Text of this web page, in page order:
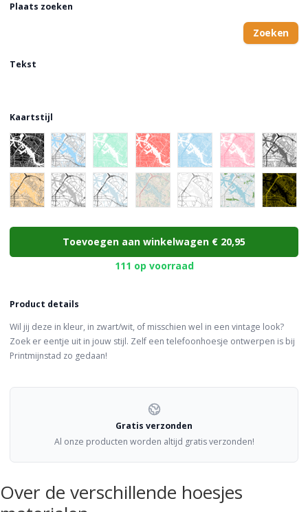
Plaats zoeken
Zoeken
Tekst
Kaartstijl
Choose a color
Toevoegen aan winkelwagen € 20,95
111 op voorraad
Product details
Wil jij deze in kleur, in zwart/wit, of misschien wel in een vintage look?
Zoek er eentje uit in jouw stijl. Zelf een telefoonhoesje ontwerpen is bij
Printmijnstad zo gedaan!
Gratis verzonden
Al onze producten worden altijd gratis verzonden!
Over de verschillende hoesjes